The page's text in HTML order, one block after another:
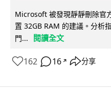
Microsoft 被發現靜靜刪除官
置 32GB RAM 的建議。分析
門...
閱讀全文
162 16 ↗ 分享